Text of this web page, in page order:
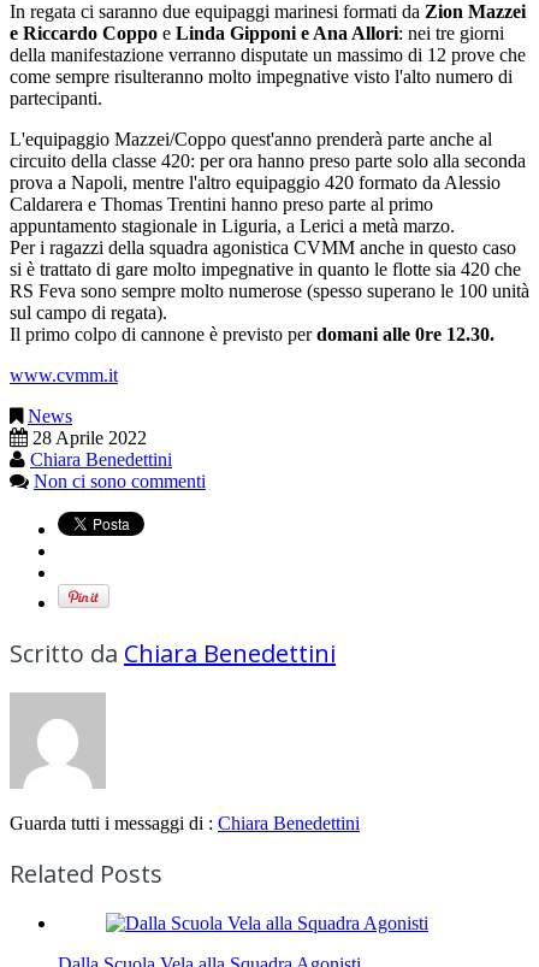
In regata ci saranno due equipaggi marinesi formati da Zion Mazzei
e Riccardo Coppo e Linda Gipponi e Ana Allori: nei tre giorni
della manifestazione verranno disputate un massimo di 12 prove che
come sempre risulteranno molto impegnative visto l'alto numero di
partecipanti.
L'equipaggio Mazzei/Coppo quest'anno prenderà parte anche al
circuito della classe 420: per ora hanno preso parte solo alla seconda
prova a Napoli, mentre l'altro equipaggio 420 formato da Alessio
Caldarera e Thomas Trentini hanno preso parte al primo
appuntamento stagionale in Liguria, a Lerici a metà marzo.
Per i ragazzi della squadra agonistica CVMM anche in questo caso
si è trattato di gare molto impegnative in quanto le flotte sia 420 che
RS Feva sono sempre molto numerose (spesso superano le 100 unità
sul campo di regata).
Il primo colpo di cannone è previsto perdomani alle 0re 12.30.
www.cvmm.it
News
28 Aprile 2022
Chiara Benedettini
Non ci sono commenti
Scritto da Chiara Benedettini
Guarda tutti i messaggi di : Chiara Benedettini
Related Posts